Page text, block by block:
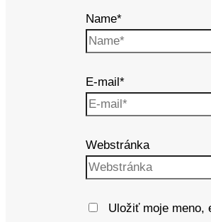
Name*
E-mail*
Webstránka
Uložiť moje meno,